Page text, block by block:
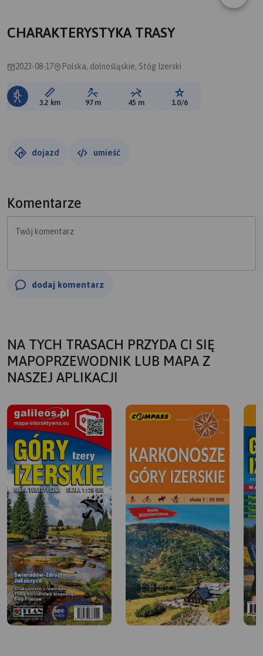
CHARAKTERYSTYKA TRASY
2023-08-17 Polska, dolnośląskie, Stóg Izerski
Długość trasy:
3.2 km Suma przewyższeń:
97 m Suma spadków:
45 m Ocena trasy:
1.0/6
dojazd umieść
Komentarze
Twój komentarz
dodaj komentarz
NA TYCH TRASACH PRZYDA CI SIĘ
MAPOPRZEWODNIK LUB MAPA Z
NASZEJ APLIKACJI